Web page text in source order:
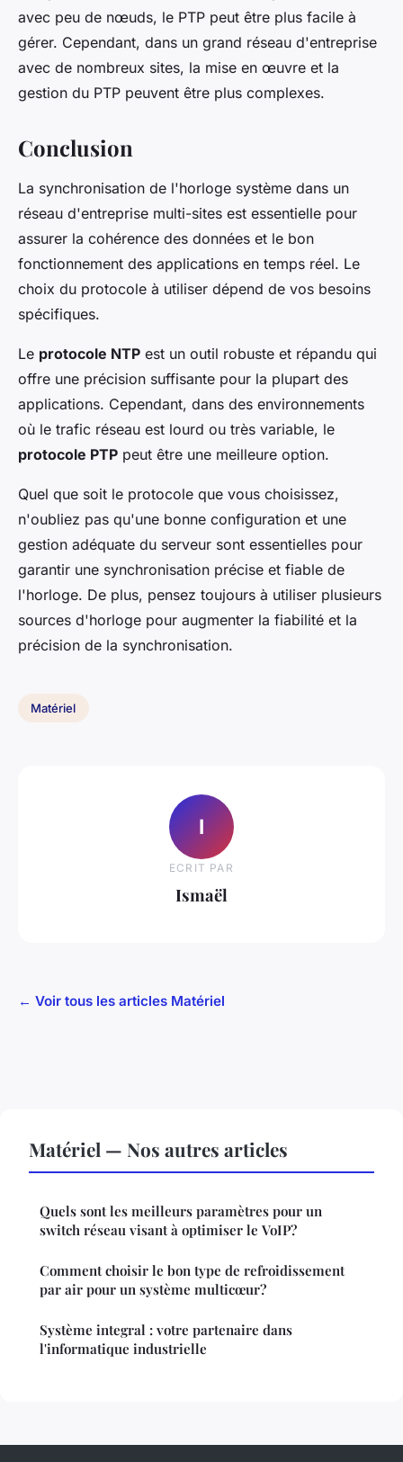
avec peu de nœuds, le PTP peut être plus facile à
gérer. Cependant, dans un grand réseau d'entreprise
avec de nombreux sites, la mise en œuvre et la
gestion du PTP peuvent être plus complexes.
Conclusion
La synchronisation de l'horloge système dans un
réseau d'entreprise multi-sites est essentielle pour
assurer la cohérence des données et le bon
fonctionnement des applications en temps réel. Le
choix du protocole à utiliser dépend de vos besoins
spécifiques.
Le protocole NTP est un outil robuste et répandu qui
offre une précision suffisante pour la plupart des
applications. Cependant, dans des environnements
où le trafic réseau est lourd ou très variable, le
protocole PTP peut être une meilleure option.
Quel que soit le protocole que vous choisissez,
n'oubliez pas qu'une bonne configuration et une
gestion adéquate du serveur sont essentielles pour
garantir une synchronisation précise et fiable de
l'horloge. De plus, pensez toujours à utiliser plusieurs
sources d'horloge pour augmenter la fiabilité et la
précision de la synchronisation.
Matériel
I
ECRIT PAR
Ismaël
← Voir tous les articles Matériel
Matériel — Nos autres articles
Quels sont les meilleurs paramètres pour un
switch réseau visant à optimiser le VoIP?
Comment choisir le bon type de refroidissement
par air pour un système multicœur?
Système integral : votre partenaire dans
l'informatique industrielle